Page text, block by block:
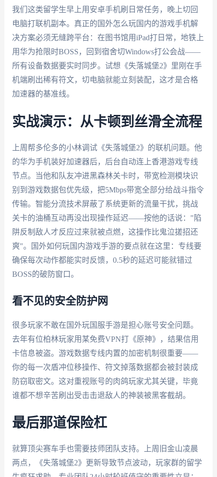
我们这类留学生早上用安卓手机刷日常任务，晚上切回
电脑打联机副本。真正的国外怎么玩国内的游戏手机解
决方案必须无缝跨平台：在图书馆用iPad打日常，地铁上
用华为抢限时BOSS，回到宿舍切Windows打公会战——
所有设备数据要实时同步。试想《失落城堡2》里刚在手
机端刷出稀有符文，切电脑就能立刻装配，这才是合格
加速器的基准线。
实战演示：从卡顿到丝滑全流程
上周帮多伦多的小林调试《失落城堡2》的联机问题。他
的华为手机装好加速器后，后台自动连上香港游戏专线
节点。当他和队友冲进黑森林关卡时，带宽检测模块识
别到游戏数据包优先级，把5Mbps带宽全部分给战斗指令
传输。智能分流技术屏蔽了系统更新的流量干扰，挑战
关卡的油桶互动再没出现操作延迟——按他的话说："陷
阱反制敌人才反应过来就被点燃，这操作比鬼泣搓招还
爽"。国外如何玩国内游戏手游的要点就在这里：专线要
确保每次动作都能实时反馈，0.5秒的延迟可能就错过
BOSS的破防窗口。
看不见的安全防护网
很多玩家不敢在国外玩国服手游是担心账号安全问题。
去年有位柏林玩家用某免费VPN打《原神》，结果信用
卡信息被盗。游戏数据专线内置的加密机制很重要——
你的每一次盾冲位移操作、符文掉落数据都会被封装成
防窃取密文。这对重视账号的肉鸽玩家尤其关键，毕竟
谁都不想辛苦刷出受击击退敌人的神装被黑客截胡。
最后那道保险杠
就算顶尖赛车手也需要技师团队支持。上周旧金山凌晨
两点，《失落城堡2》更新导致节点波动，玩家群的留学